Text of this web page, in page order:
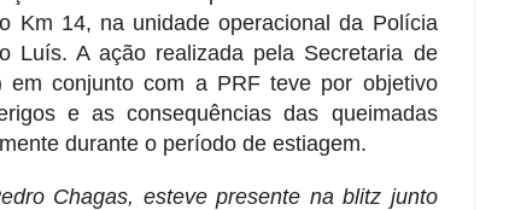
Km 14, na unidade operacional da Polícia
Luís. A ação realizada pela Secretaria de
em conjunto com a PRF teve por objetivo
e as consequências das queimadas
durante o período de estiagem.
Chagas, esteve presente na blitz junto